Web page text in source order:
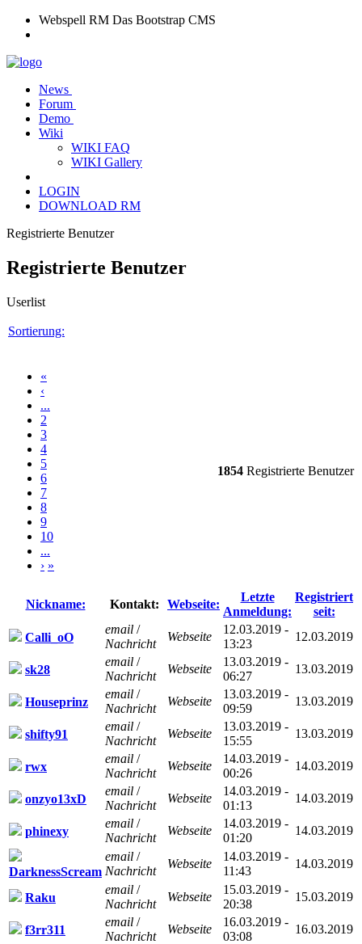
Webspell RM Das Bootstrap CMS
News
Forum
Demo
Wiki
WIKI FAQ
WIKI Gallery
LOGIN
DOWNLOAD RM
Registrierte Benutzer
Registrierte Benutzer
Userlist
Sortierung:
«
‹
...
2
3
4
5
6
7
8
9
10
...
› »
1854 Registrierte Benutzer
Nickname: Kontakt: Webseite:
Letzte
Anmeldung:
Registriert
seit:
Calli_oO
email /
Nachricht
Webseite
12.03.2019 -
13:23
12.03.2019
sk28
email /
Nachricht
Webseite
13.03.2019 -
06:27
13.03.2019
Houseprinz
email /
Nachricht
Webseite
13.03.2019 -
09:59
13.03.2019
shifty91
email /
Nachricht
Webseite
13.03.2019 -
15:55
13.03.2019
rwx
email /
Nachricht
Webseite
14.03.2019 -
00:26
14.03.2019
onzyo13xD
email /
Nachricht
Webseite
14.03.2019 -
01:13
14.03.2019
phinexy
email /
Nachricht
Webseite
14.03.2019 -
01:20
14.03.2019
DarknessScream
email /
Nachricht
Webseite
14.03.2019 -
11:43
14.03.2019
Raku
email /
Nachricht
Webseite
15.03.2019 -
20:38
15.03.2019
f3rr311
email /
Nachricht
Webseite
16.03.2019 -
03:08
16.03.2019